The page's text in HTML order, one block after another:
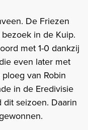
De Friezen
in de Kuip.
met 1-0 dankzij
even later met
van Robin
in de Eredivisie
seizoen. Daarin